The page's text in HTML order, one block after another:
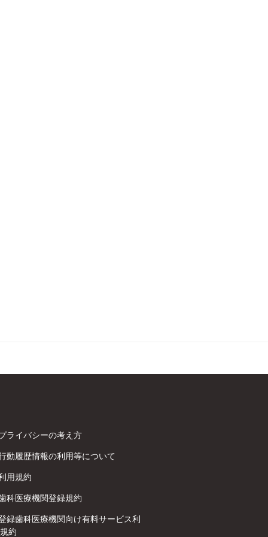
ライバシーの考え方
動履歴情報の利用等について
用規約
科医療機関登録規約
録歯科医療機関向け有料サービス利
約